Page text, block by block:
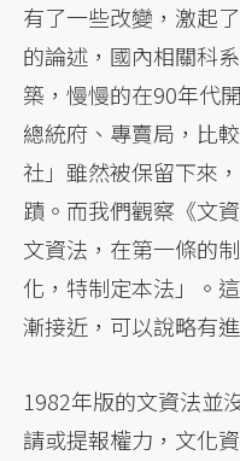
有了一些改變，激起
的論述，國內相關科
築，慢慢的在90年代
總統府、專賣局，比
社」雖然被保留下來
蹟。而我們觀察《文
文資法，在第一條的
化，特制定本法」。
漸接近，可以說略有
1982年版的文資法並
請或提報權力，文化